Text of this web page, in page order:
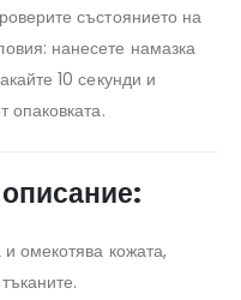
състоянието на
нанесете намазка
10 секунди и
опаковката.
омекотява кожата,